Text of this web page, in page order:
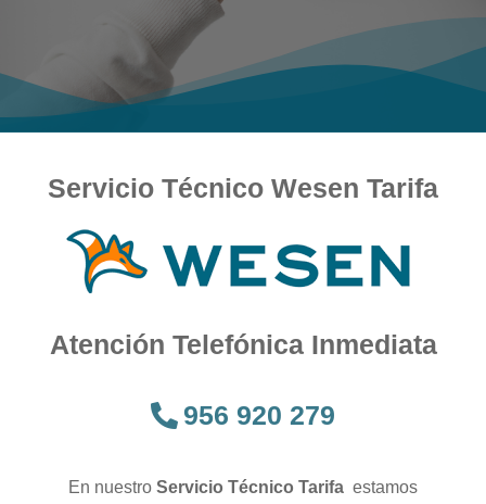
Servicio Técnico Wesen Tarifa
Atención Telefónica Inmediata
956 920 279
En nuestro Servicio Técnico Tarifa estamos